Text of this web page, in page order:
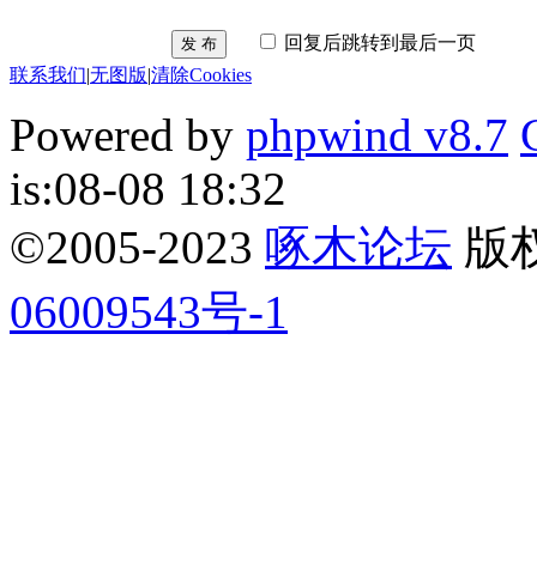
发 布
回复后跳转到最后一页
联系我们|无图版|清除Cookies
Powered by phpwind v8.7
is:08-08 18:32
©2005-2023 啄木论坛 版
06009543号-1